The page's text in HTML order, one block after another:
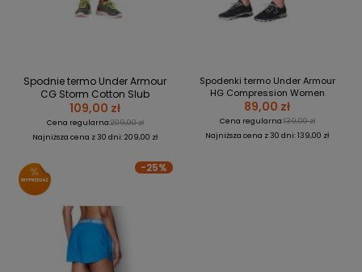
Spodnie termo Under Armour
CG Storm Cotton Slub
109,00 zł
Cena regularna:209,00 zł
Najniższa cena z 30 dni: 209,00 zł
Spodenki termo Under Armour
HG Compression Women
89,00 zł
Cena regularna:139,00 zł
Najniższa cena z 30 dni: 139,00 zł
-25%